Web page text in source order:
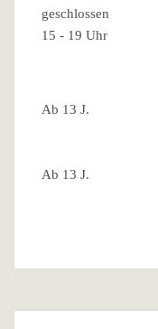
geschlossen
15 - 19 Uhr
Ab 13 J.
Ab 13 J.